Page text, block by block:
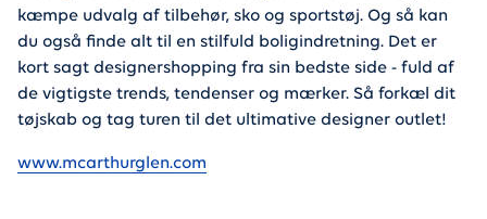
kæmpe udvalg af tilbehør, sko og sportstøj. Og så kan
du også finde alt til en stilfuld boligindretning. Det er
kort sagt designershopping fra sin bedste side - fuld af
de vigtigste trends, tendenser og mærker. Så forkæl dit
tøjskab og tag turen til det ultimative designer outlet!
www.mcarthurglen.com